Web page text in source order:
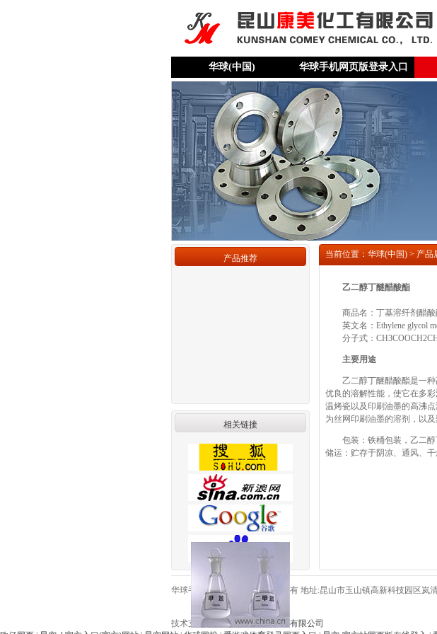
华球(中国) 华球手机网页版登录入口
产品推荐
相关链接
当前位置：华球(中国) > 产品
乙二醇丁醚醋酸酯
商品名：丁基溶纤剂醋酸
英文名：Ethylene glycol
分子式：
主要用途
乙二醇丁醚醋酸酯是一
优良的溶解性能，使它在多
温烤瓷以及印刷油墨的高沸
为丝网印刷油墨的溶剂，以
包装：铁桶包装，乙二醇
储运：贮存于阴凉、通风、干
华球手机网页版登录入口版权所有 地址:昆山市玉山镇高新科技园区
技术支持： 江苏仕德伟网络科技有限公司